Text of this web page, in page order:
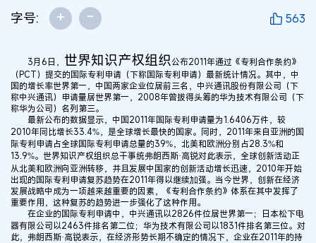
字号: + - 563
3月6日， 世界知识产权组织公布2011年通过《专利合作条约》
（PCT）提交的国际专利申请（下称国际专利申请）最新统计情况。其中，中
国的增长率世界第一，中国两家企业位居前三名，中兴通讯股份有限公司（下
称中兴通讯）申请量居世界第一，2008年曾拔得头筹的华为技术有限公司（下
称华为公司）名列第三。
最新公布的数据显示，中国2011年国际专利申请量为1.6406万件，较
2010年同比增长33.4%，是全球增长最快的国家。同时，2011年来自亚洲的国
际专利申请占全球国际专利申请总量的39%，北美和欧洲分别占28.3%和
13.9%。世界知识产权组织总干事统弗朗西斯·高锐对此表示，全球创新活动正
从北美和欧洲向亚洲转移，并且发展中国家的创新活动增长迅速，2010年开始
出现的国际专利申请复苏趋势在2011年得以继续加强。当今世界，创新在经济
发展战略中成为一项越来越重要的因素，《专利合作条约》体系在其中发挥了
重要作用，这种复苏的趋势进一步强化了这种作用。
在企业的国际专利申请中，中兴通讯以2826件位居世界第一；日本松下电
器有限公司以2463件排名第二位；华为技术有限公司以1831件排名第三位。对
此，弗朗西斯·高锐表示，在经济形势长期不确定的情况下，企业在2011年的持